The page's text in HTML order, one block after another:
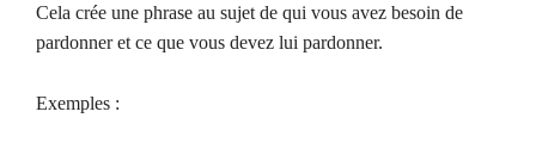
Cela crée une phrase au sujet de qui vous avez besoin de
pardonner et ce que vous devez lui pardonner.
Exemples :